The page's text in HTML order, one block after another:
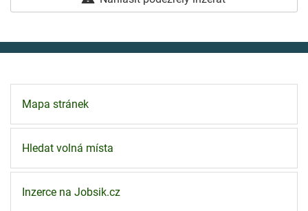
Mapa stránek
Hledat volná místa
Inzerce na Jobsik.cz